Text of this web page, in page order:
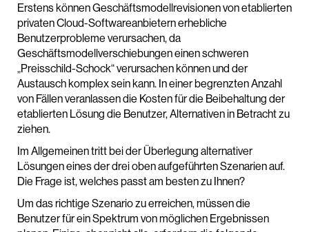
Erstens können Geschäftsmodellrevisionen von etablierten
privaten Cloud-Softwareanbietern erhebliche
Benutzerprobleme verursachen, da
Geschäftsmodellverschiebungen einen schweren
„Preisschild-Schock“ verursachen können und der
Austausch komplex sein kann. In einer begrenzten Anzahl
von Fällen veranlassen die Kosten für die Beibehaltung der
etablierten Lösung die Benutzer, Alternativen in Betracht zu
ziehen.
Im Allgemeinen tritt bei der Überlegung alternativer
Lösungen eines der drei oben aufgeführten Szenarien auf.
Die Frage ist, welches passt am besten zu Ihnen?
Um das richtige Szenario zu erreichen, müssen die
Benutzer für ein Spektrum von möglichen Ergebnissen